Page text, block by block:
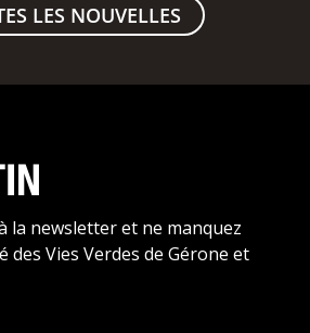
LES NOUVELLES
la newsletter et ne manquez
des Vies Verdes de Gérone et